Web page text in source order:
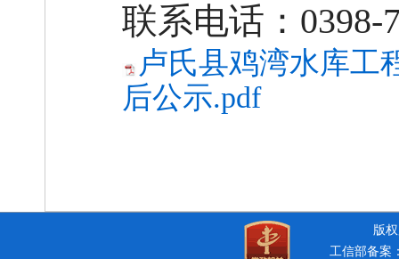
联系电话： 0398-
卢氏县鸡湾水库工
后公示.pdf
版
工信部备案